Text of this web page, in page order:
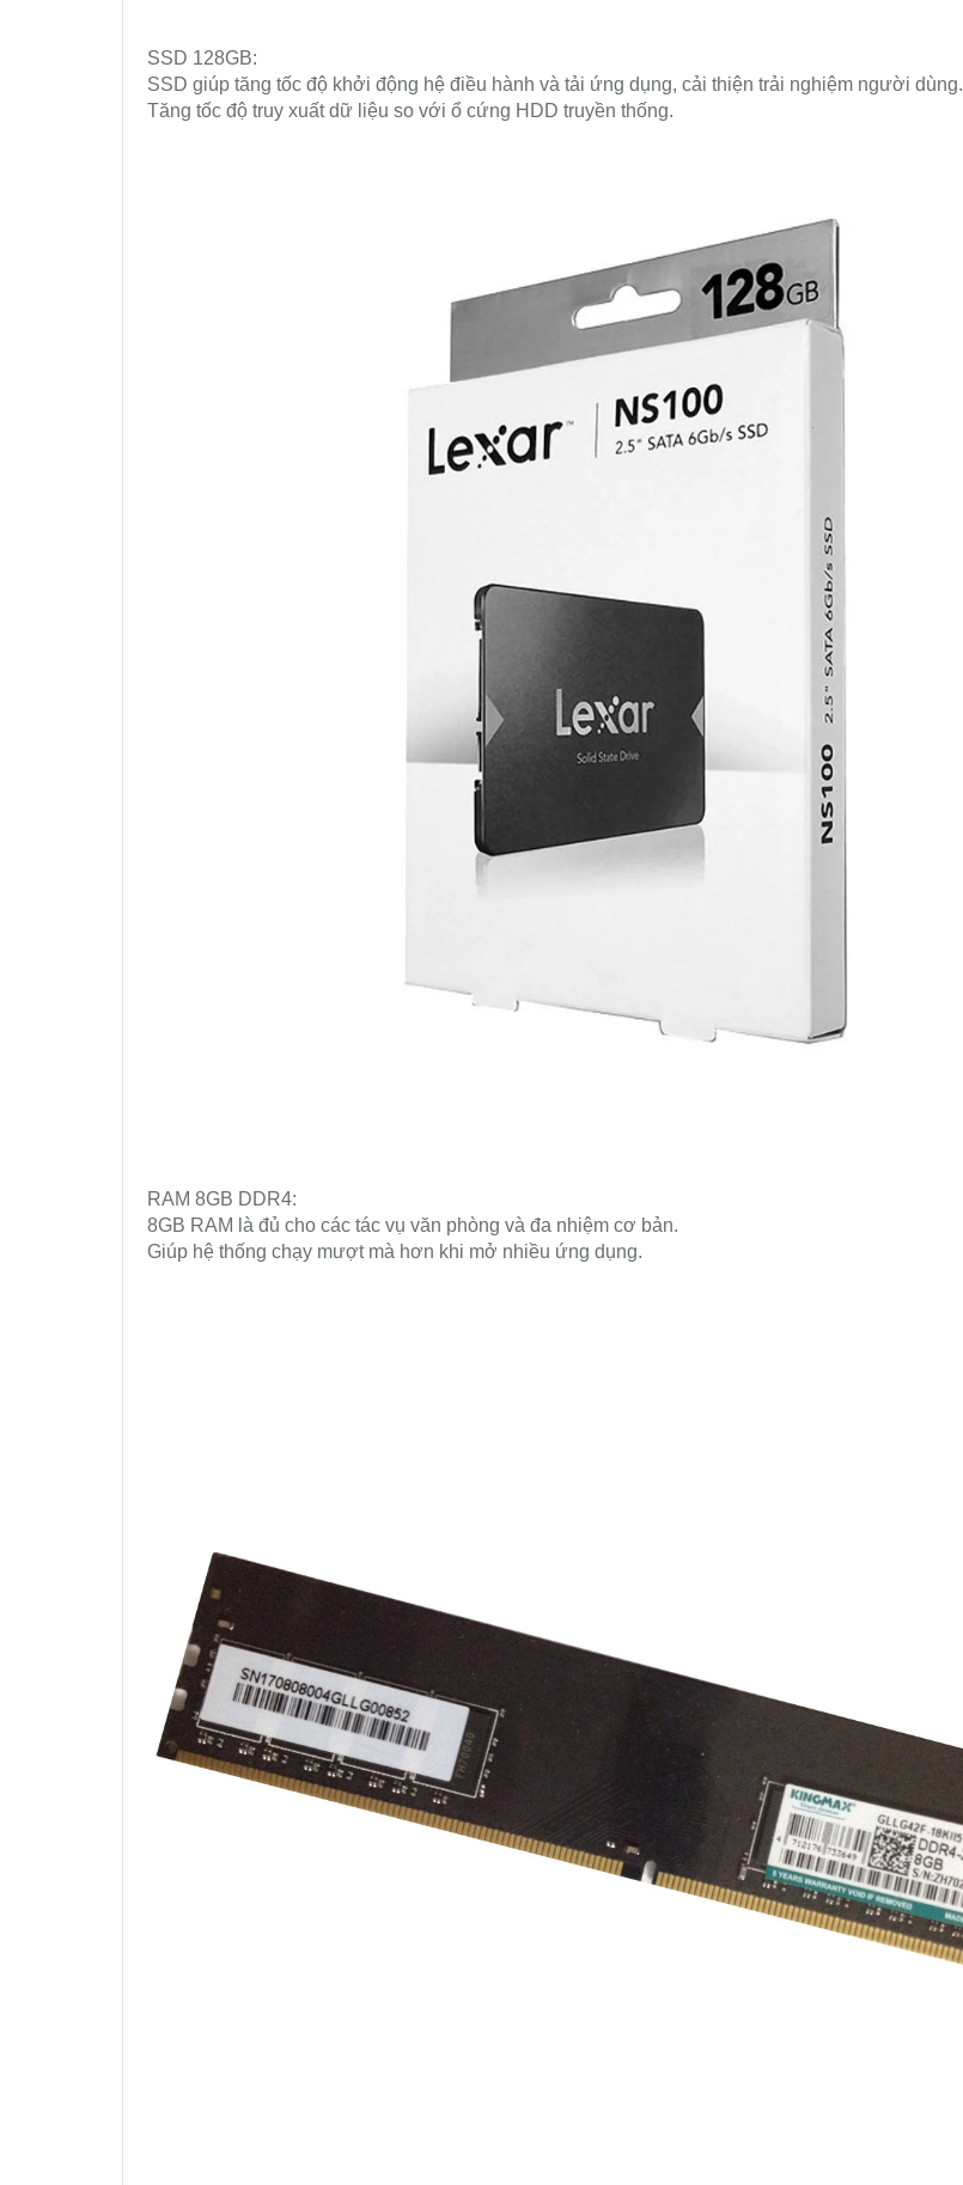
SSD 128GB:
SSD giúp tăng tốc độ khởi động hệ điều hành và tải ứng dụng, cải thiện trải nghiệm người dùng.
Tăng tốc độ truy xuất dữ liệu so với ổ cứng HDD truyền thống.
RAM 8GB DDR4:
8GB RAM là đủ cho các tác vụ văn phòng và đa nhiệm cơ bản.
Giúp hệ thống chạy mượt mà hơn khi mở nhiều ứng dụng.